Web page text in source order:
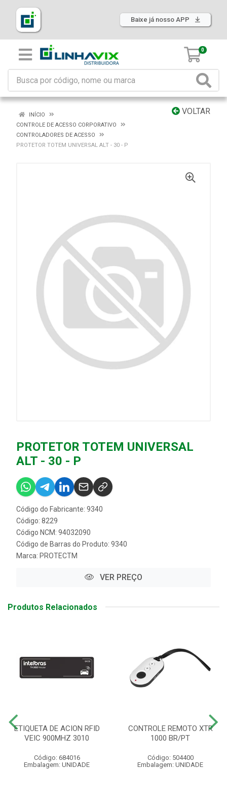
Baixe já nosso APP
0
VOLTAR
INÍCIO
CONTROLE DE ACESSO CORPORATIVO
CONTROLADORES DE ACESSO
PROTETOR TOTEM UNIVERSAL ALT - 30 - P
PROTETOR TOTEM UNIVERSAL
ALT - 30 - P
Código do Fabricante: 9340
Código: 8229
Código NCM: 94032090
Código de Barras do Produto: 9340
Marca: PROTECTM
VER PREÇO
Produtos Relacionados
ETIQUETA DE ACION RFID
VEIC 900MHZ 3010
Código: 684016
Embalagem: UNIDADE
CONTROLE REMOTO XTR
1000 BR/PT
Código: 504400
Embalagem: UNIDADE